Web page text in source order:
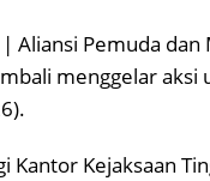
Aliansi Pemuda
menggelar
Kantor Kejaksaan